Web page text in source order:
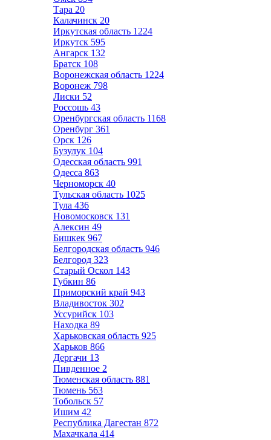
Тара 20
Калачинск 20
Иркутская область 1224
Иркутск 595
Ангарск 132
Братск 108
Воронежская область 1224
Воронеж 798
Лиски 52
Россошь 43
Оренбургская область 1168
Оренбург 361
Орск 126
Бузулук 104
Одесская область 991
Одесса 863
Черноморск 40
Тульская область 1025
Тула 436
Новомосковск 131
Алексин 49
Бишкек 967
Белгородская область 946
Белгород 323
Старый Оскол 143
Губкин 86
Приморский край 943
Владивосток 302
Уссурийск 103
Находка 89
Харьковская область 925
Харьков 866
Дергачи 13
Пивденное 2
Тюменская область 881
Тюмень 563
Тобольск 57
Ишим 42
Республика Дагестан 872
Махачкала 414